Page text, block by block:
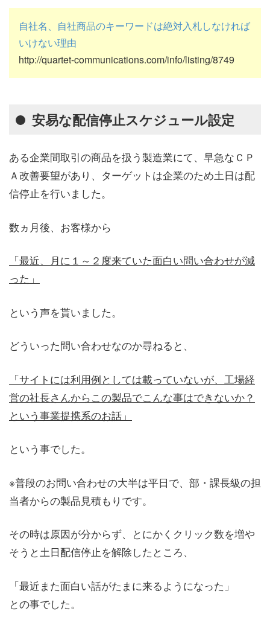
自社名、自社商品のキーワードは絶対入札しなければ
いけない理由
http://quartet-communications.com/info/listing/8749
安易な配信停止スケジュール設定
ある企業間取引の商品を扱う製造業にて、早急なＣＰ
Ａ改善要望があり、ターゲットは企業のため土日は配
信停止を行いました。
数ヵ月後、お客様から
「最近、月に１～２度来ていた面白い問い合わせが減
った」
という声を貰いました。
どういった問い合わせなのか尋ねると、
「サイトには利用例としては載っていないが、工場経
営の社長さんからこの製品でこんな事はできないか？
という事業提携系のお話」
という事でした。
※普段のお問い合わせの大半は平日で、部・課長級の担
当者からの製品見積もりです。
その時は原因が分からず、とにかくクリック数を増や
そうと土日配信停止を解除したところ、
「最近また面白い話がたまに来るようになった」
との事でした。